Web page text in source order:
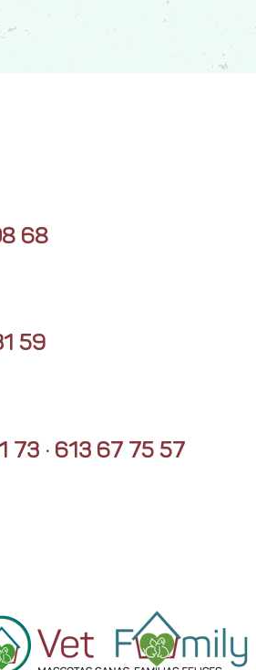
68
59
73 · 613 67 75 57